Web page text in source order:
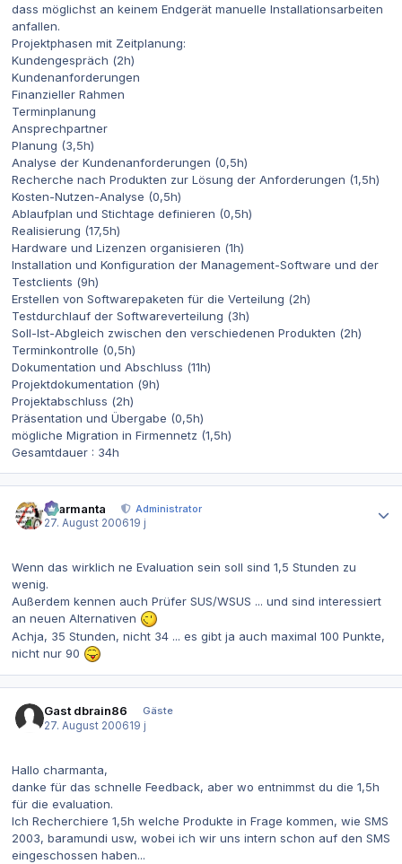
dass möglichst an keinem Endgerät manuelle Installationsarbeiten
anfallen.
Projektphasen mit Zeitplanung:
Kundengespräch (2h)
Kundenanforderungen
Finanzieller Rahmen
Terminplanung
Ansprechpartner
Planung (3,5h)
Analyse der Kundenanforderungen (0,5h)
Recherche nach Produkten zur Lösung der Anforderungen (1,5h)
Kosten-Nutzen-Analyse (0,5h)
Ablaufplan und Stichtage definieren (0,5h)
Realisierung (17,5h)
Hardware und Lizenzen organisieren (1h)
Installation und Konfiguration der Management-Software und der
Testclients (9h)
Erstellen von Softwarepaketen für die Verteilung (2h)
Testdurchlauf der Softwareverteilung (3h)
Soll-Ist-Abgleich zwischen den verschiedenen Produkten (2h)
Terminkontrolle (0,5h)
Dokumentation und Abschluss (11h)
Projektdokumentation (9h)
Projektabschluss (2h)
Präsentation und Übergabe (0,5h)
mögliche Migration in Firmennetz (1,5h)
Gesamtdauer : 34h
charmanta
Administrator
27. August 200619 j
Wenn das wirklich ne Evaluation sein soll sind 1,5 Stunden zu
wenig.
Außerdem kennen auch Prüfer SUS/WSUS ... und sind interessiert
an neuen Alternativen
Achja, 35 Stunden, nicht 34 ... es gibt ja auch maximal 100 Punkte,
nicht nur 90
Gast dbrain86
Gäste
27. August 200619 j
Hallo charmanta,
danke für das schnelle Feedback, aber wo entnimmst du die 1,5h
für die evaluation.
Ich Recherchiere 1,5h welche Produkte in Frage kommen, wie SMS
2003, baramundi usw, wobei ich wir uns intern schon auf den SMS
eingeschossen haben...